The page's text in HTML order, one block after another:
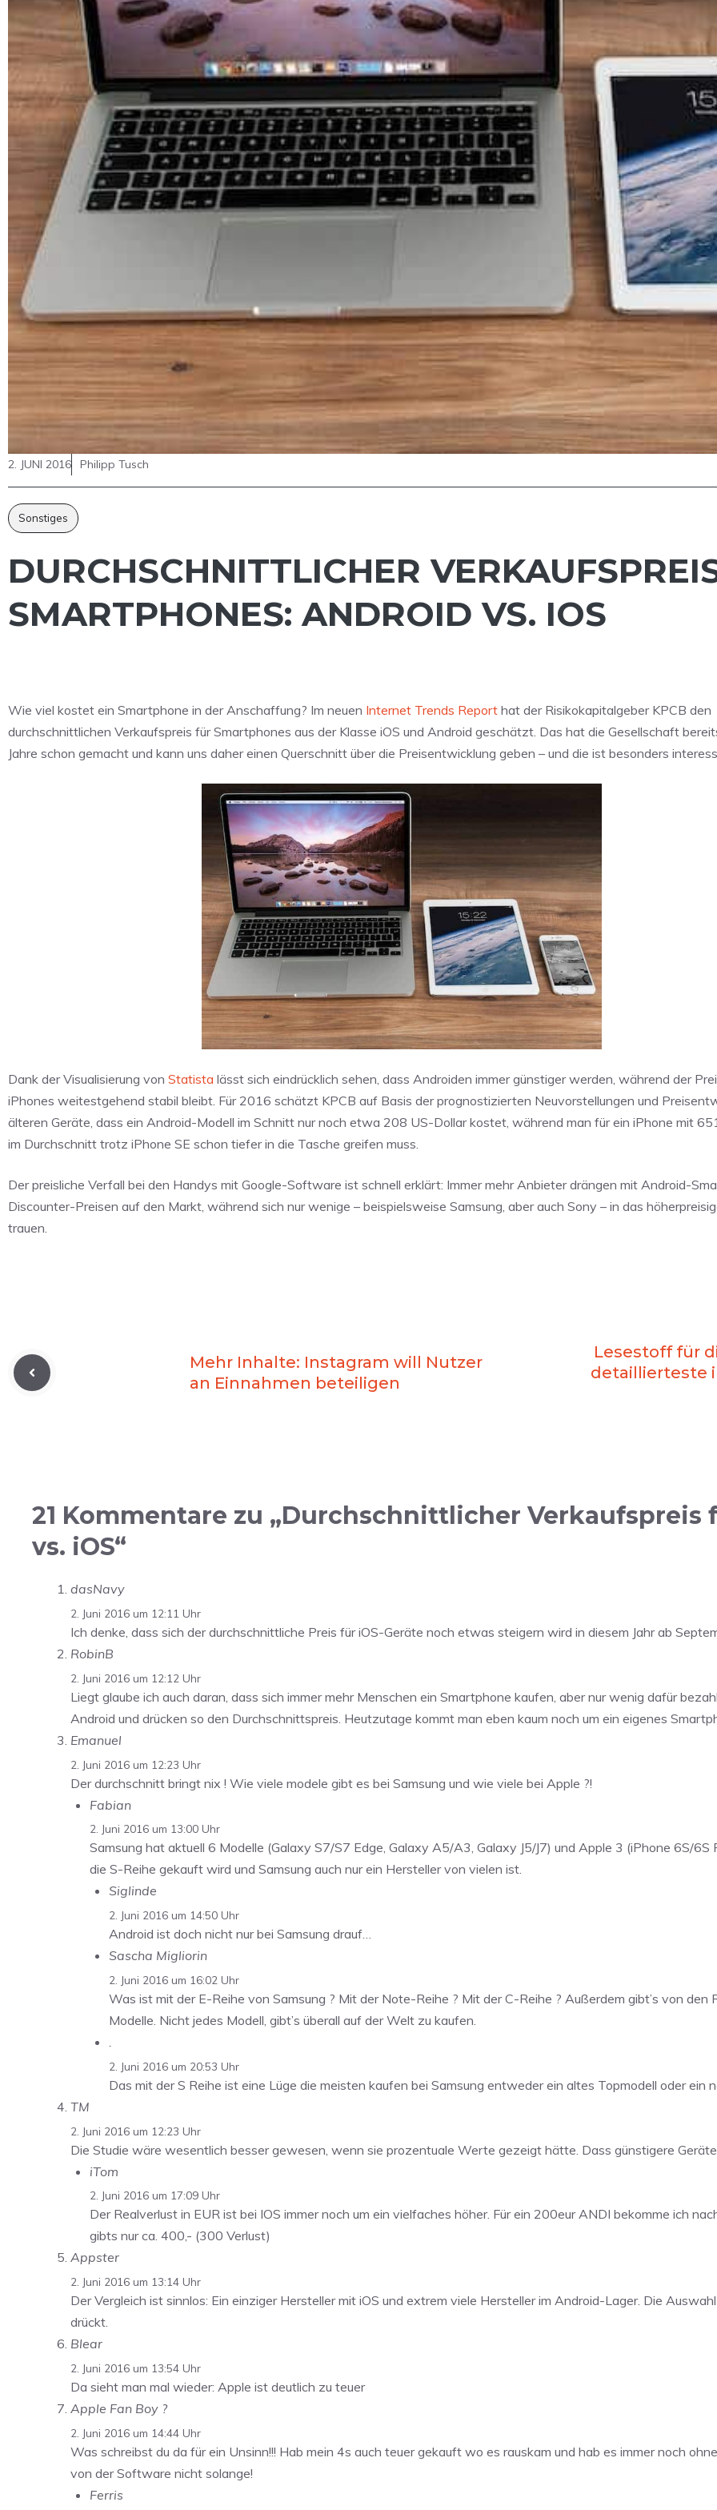
2. JUNI 2016 Philipp Tusch
Sonstiges
DURCHSCHNITTLICHER
SMARTPHONES: ANDROID VS. IOS
Wie viel kostet ein Smartphone in der Anschaffung? Im neuen Internet Trends Report hat der Risikokapitalgeber KPCB den
durchschnittlichen Verkaufspreis für Smartphones aus der Klasse iOS und Android geschätzt. Das hat die Gesellschaft
Jahre schon gemacht und kann uns daher einen Querschnitt über die Preisentwicklung geben – und die ist besonders
Dank der Visualisierung von Statista lässt sich eindrücklich sehen, dass Androiden immer günstiger werden, während der
iPhones weitestgehend stabil bleibt. Für 2016 schätzt KPCB auf Basis der prognostizierten Neuvorstellungen und
älteren Geräte, dass ein Android-Modell im Schnitt nur noch etwa 208 US-Dollar kostet, während man für ein iPhone mit
im Durchschnitt trotz iPhone SE schon tiefer in die Tasche greifen muss.
Der preisliche Verfall bei den Handys mit Google-Software ist schnell erklärt: Immer mehr Anbieter drängen mit Android-
Discounter-Preisen auf den Markt, während sich nur wenige – beispielsweise Samsung, aber auch Sony – in das
trauen.
Mehr Inhalte: Instagram will Nutzer
an Einnahmen beteiligen
Lesestoff für
detaillierteste
21 Kommentare zu „Durchschnittlicher
vs. iOS“
dasNavy
2. Juni 2016 um 12:11 Uhr
Ich denke, dass sich der durchschnittliche Preis für iOS-Geräte noch etwas steigern wird in diesem Jahr ab
RobinB
2. Juni 2016 um 12:12 Uhr
Liegt glaube ich auch daran, dass sich immer mehr Menschen ein Smartphone kaufen, aber nur wenig dafür
Android und drücken so den Durchschnittspreis. Heutzutage kommt man eben kaum noch um ein eigenes
Emanuel
2. Juni 2016 um 12:23 Uhr
Der durchschnitt bringt nix ! Wie viele modele gibt es bei Samsung und wie viele bei Apple ?!
Fabian
2. Juni 2016 um 13:00 Uhr
Samsung hat aktuell 6 Modelle (Galaxy S7/S7 Edge, Galaxy A5/A3, Galaxy J5/J7) und Apple 3 (iPhone 6S/
die S-Reihe gekauft wird und Samsung auch nur ein Hersteller von vielen ist.
Siglinde
2. Juni 2016 um 14:50 Uhr
Android ist doch nicht nur bei Samsung drauf…
Sascha Migliorin
2. Juni 2016 um 16:02 Uhr
Was ist mit der E-Reihe von Samsung ? Mit der Note-Reihe ? Mit der C-Reihe ? Außerdem gibt’s von den
Modelle. Nicht jedes Modell, gibt’s überall auf der Welt zu kaufen.
.
2. Juni 2016 um 20:53 Uhr
Das mit der S Reihe ist eine Lüge die meisten kaufen bei Samsung entweder ein altes Topmodell oder ein
TM
2. Juni 2016 um 12:23 Uhr
Die Studie wäre wesentlich besser gewesen, wenn sie prozentuale Werte gezeigt hätte. Dass günstigere
iTom
2. Juni 2016 um 17:09 Uhr
Der Realverlust in EUR ist bei IOS immer noch um ein vielfaches höher. Für ein 200eur ANDI bekomme ich
gibts nur ca. 400,- (300 Verlust)
Appster
2. Juni 2016 um 13:14 Uhr
Der Vergleich ist sinnlos: Ein einziger Hersteller mit iOS und extrem viele Hersteller im Android-Lager. Die
drückt.
Blear
2. Juni 2016 um 13:54 Uhr
Da sieht man mal wieder: Apple ist deutlich zu teuer
Apple Fan Boy ?
2. Juni 2016 um 14:44 Uhr
Was schreibst du da für ein Unsinn!!! Hab mein 4s auch teuer gekauft wo es rauskam und hab es immer noch
von der Software nicht solange!
Ferris